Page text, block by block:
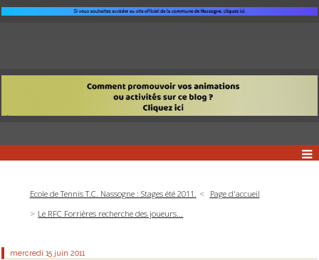
Ecole de Tennis T.C. Nassogne : Stages été 2011.
Page d'accueil
Le RFC Forrières recherche des joueurs...
mercredi 15 juin 2011